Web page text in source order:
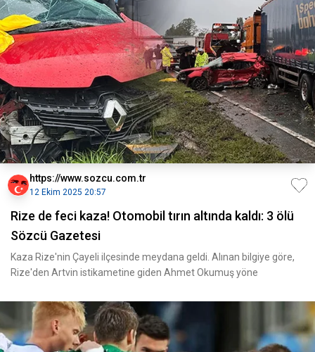
https://www.sozcu.com.tr
12 Ekim 2025 20:57
Rize de feci kaza! Otomobil tırın altında kaldı: 3 ölü
Sözcü Gazetesi
Kaza Rize'nin Çayeli ilçesinde meydana geldi. Alınan bilgiye göre,
Rize'den Artvin istikametine giden Ahmet Okumuş yöne